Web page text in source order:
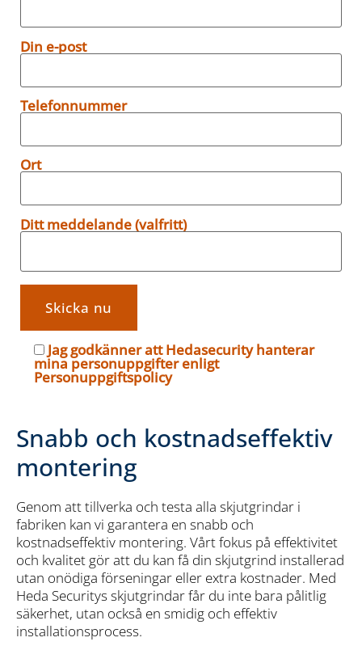
Din e-post
Telefonnummer
Ort
Ditt meddelande (valfritt)
Jag godkänner att Hedasecurity hanterar
mina personuppgifter enligt
Personuppgiftspolicy
Snabb och kostnadseffektiv
montering
Genom att tillverka och testa alla skjutgrindar i
fabriken kan vi garantera en snabb och
kostnadseffektiv montering. Vårt fokus på effektivitet
och kvalitet gör att du kan få din skjutgrind installerad
utan onödiga förseningar eller extra kostnader. Med
Heda Securitys skjutgrindar får du inte bara pålitlig
säkerhet, utan också en smidig och effektiv
installationsprocess.